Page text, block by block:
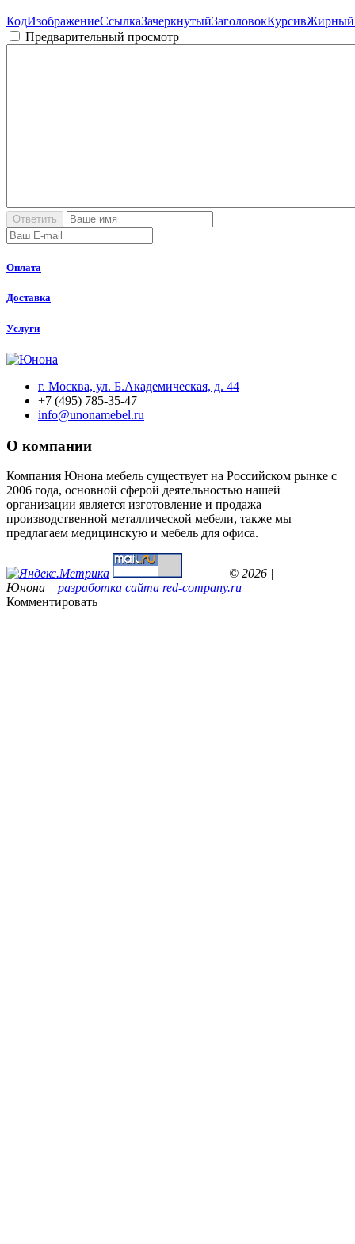
КодИзображениеСсылкаЗачеркнутыйЗаголовокКурсивЖирный
Предварительный просмотр
Оплата
Доставка
Услуги
г. Москва, ул. Б.Академическая, д. 44
+7 (495) 785-35-47
info@unonamebel.ru
О компании
Компания Юнона мебель существует на Российском рынке с
2006 года, основной сферой деятельностью нашей
организации является изготовление и продажа
производственной металлической мебели, также мы
предлагаем медицинскую и мебель для офиса.
© 2026 |
Юнона разработка сайта red-company.ru
Комментировать